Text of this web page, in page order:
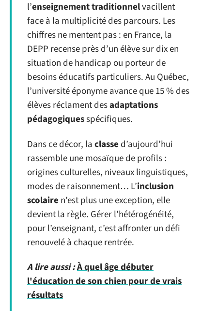
l’enseignement traditionnelvacillent
face à la multiplicité des parcours. Les
chiffres ne mentent pas : en France, la
DEPP recense près d’un élève sur dix en
situation de handicap ou porteur de
besoins éducatifs particuliers. Au Québec,
l’université éponyme avance que 15 % des
élèves réclament desadaptations
pédagogiquesspécifiques.
Dans ce décor, laclasse d’aujourd’hui
rassemble une mosaïque de profils :
origines culturelles, niveaux linguistiques,
modes de raisonnement… L’inclusion
scolaire n’est plus une exception, elle
devient la règle. Gérer l’hétérogénéité,
pour l’enseignant, c’est affronter un défi
renouvelé à chaque rentrée.
A lire aussi :À quel âge débuter
l'éducation de son chien pour de vrais
résultats